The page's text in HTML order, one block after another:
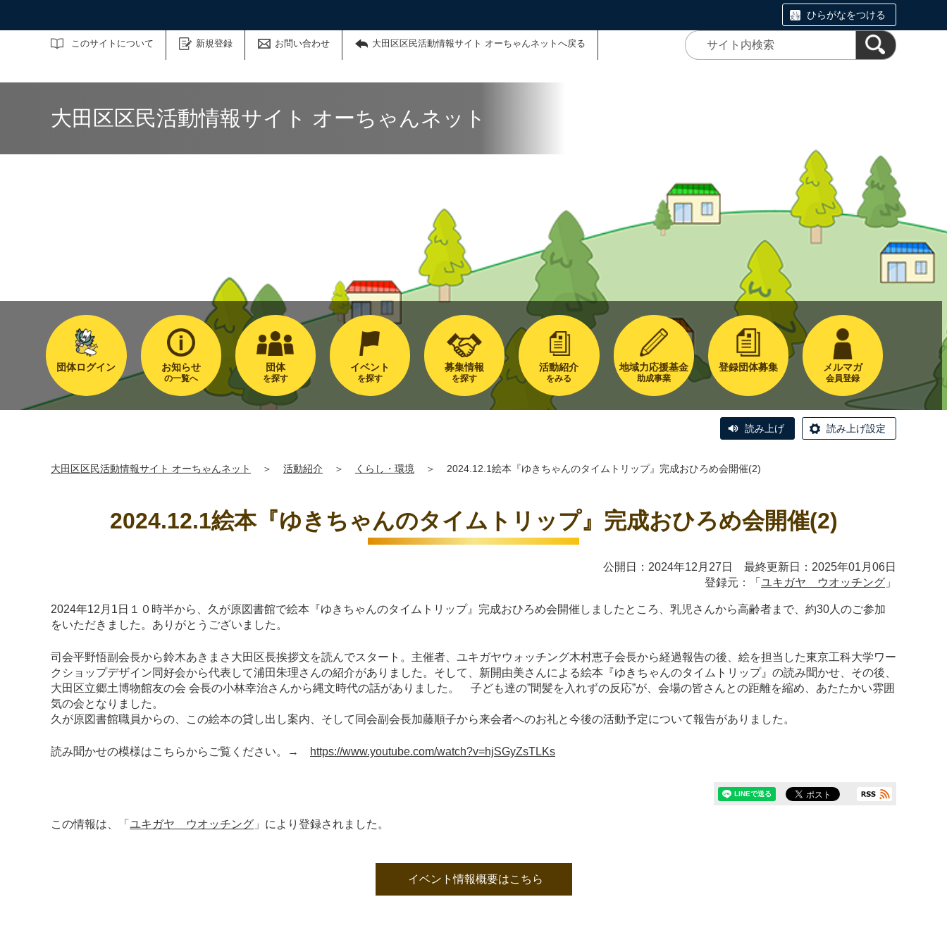
ひらがなをつける
このサイトについて 新規登録 お問い合わせ 大田区区民活動情報サイト オーちゃんネットへ戻る
サイト内検索
大田区区民活動情報サイト オーちゃんネット
団体ログイン お知らせ
の一覧へ
団体
を探す
イベント
を探す
募集情報
を探す
活動紹介
をみる
地域力応援基金
助成事業
登録団体募集 メルマガ
会員登録
読み上げ 読み上げ設定
大田区区民活動情報サイト オーちゃんネット ＞ 活動紹介 ＞ くらし・環境 ＞ 2024.12.1絵本『ゆきちゃんのタイムトリップ』完成おひろめ会開催(2)
2024.12.1絵本『ゆきちゃんのタイムトリップ』完成おひろめ会開催(2)
公開日：2024年12月27日 最終更新日：2025年01月06日
登録元：「 ユキガヤ ウオッチング 」
2024年12月1日１０時半から、久が原図書館で絵本『ゆきちゃんのタイムトリップ』完成おひろめ会開催しましたところ、乳児さんから高齢者まで、約30人のご参加
をいただきました。ありがとうございました。
司会平野悟副会長から鈴木あきまさ大田区長挨拶文を読んでスタート。主催者、ユキガヤウォッチング木村恵子会長から経過報告の後、絵を担当した東京工科大学ワー
クショップデザイン同好会から代表して浦田朱理さんの紹介がありました。そして、新開由美さんによる絵本『ゆきちゃんのタイムトリップ』の読み聞かせ、その後、
大田区立郷土博物館友の会 会長の小林幸治さんから縄文時代の話がありました。 子ども達の”間髪を入れずの反応”が、会場の皆さんとの距離を縮め、あたたかい雰囲
気の会となりました。
久が原図書館職員からの、この絵本の貸し出し案内、そして同会副会長加藤順子から来会者へのお礼と今後の活動予定について報告がありました。
読み聞かせの模様はこちらからご覧ください。→ https://www.youtube.com/watch?v=hjSGyZsTLKs
この情報は、「 ユキガヤ ウオッチング 」により登録されました。
イベント情報概要はこちら